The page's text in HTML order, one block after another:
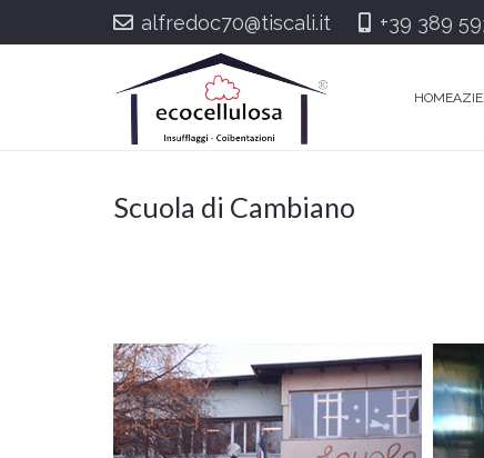
alfredoc70@tiscali.it +39 389
HOME
Scuola di Cambiano